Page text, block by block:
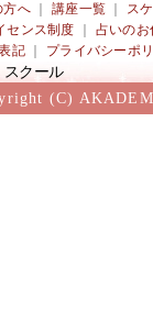
方へ 講座一覧
ス
センス制度
占いのお
記 プライバシーポ
(C)